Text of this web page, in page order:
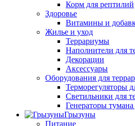
Корм для рептилий
Здоровье
Витамины и
Жилье и уход
Террариумы
Наполнители для
Декорации
Аксессуары
Оборудования для
Терморегуляторы
Светильники для
Генераторы
Грызуны
Питание